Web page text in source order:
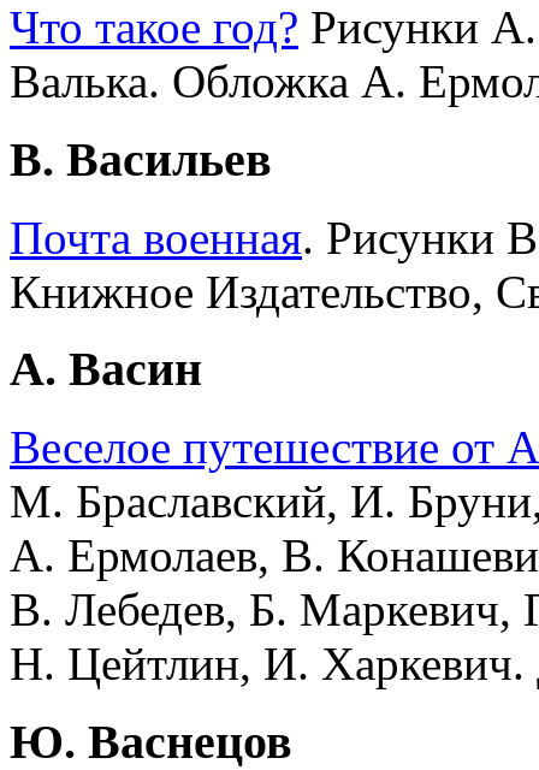
Что такое год? Рисунки
Валька. Обложка А.
В. Васильев
Почта военная. Рисунки
Книжное Издательство,
А. Васин
Веселое путешествие от
М. Браславский, И.
А. Ермолаев, В.
В. Лебедев, Б. Маркевич,
Н. Цейтлин, И. Харкевич.
Ю. Васнецов